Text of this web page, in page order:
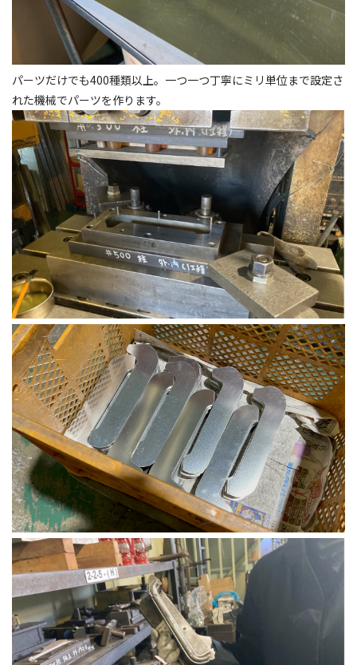
パーツだけでも400種類以上。一つ一つ丁寧にミリ単位まで設定さ
れた機械でパーツを作ります。